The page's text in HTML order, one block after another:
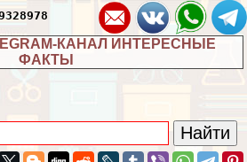
КАНАЛ ИНТЕРЕСНЫЕ
ФАКТЫ